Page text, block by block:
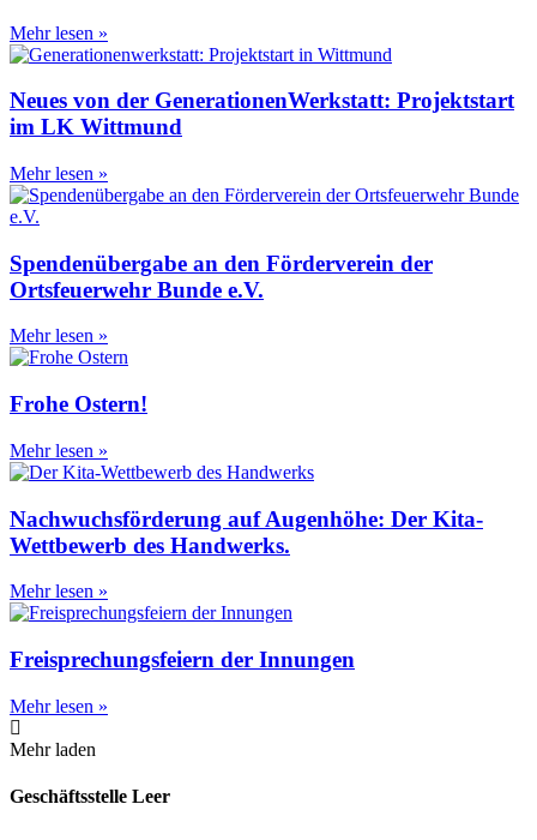
Mehr lesen »
Neues von der GenerationenWerkstatt: Projektstart
im LK Wittmund
Mehr lesen »
Spendenübergabe an den Förderverein der
Ortsfeuerwehr Bunde e.V.
Mehr lesen »
Frohe Ostern!
Mehr lesen »
Nachwuchsförderung auf Augenhöhe: Der Kita-
Wettbewerb des Handwerks.
Mehr lesen »
Freisprechungsfeiern der Innungen
Mehr lesen »
Mehr laden
Geschäftsstelle Leer